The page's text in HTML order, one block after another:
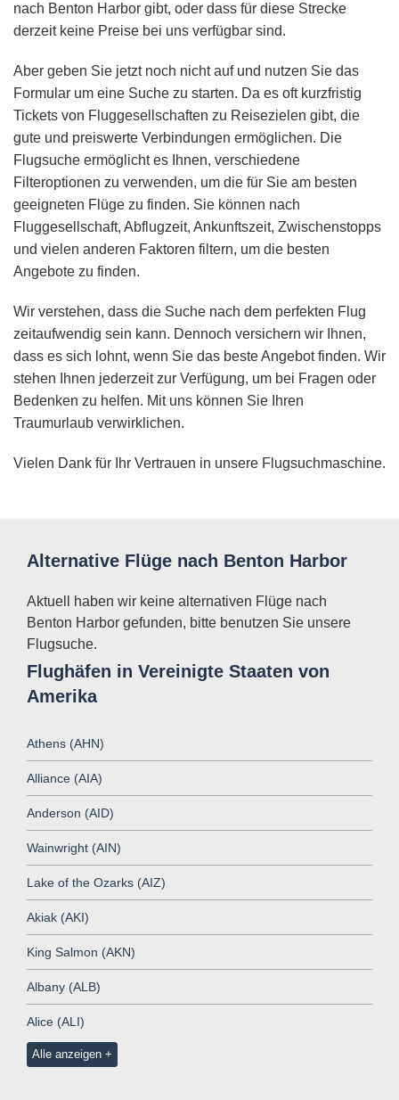
nach Benton Harbor gibt, oder dass für diese Strecke
derzeit keine Preise bei uns verfügbar sind.
Aber geben Sie jetzt noch nicht auf und nutzen Sie das
Formular um eine Suche zu starten. Da es oft kurzfristig
Tickets von Fluggesellschaften zu Reisezielen gibt, die
gute und preiswerte Verbindungen ermöglichen. Die
Flugsuche ermöglicht es Ihnen, verschiedene
Filteroptionen zu verwenden, um die für Sie am besten
geeigneten Flüge zu finden. Sie können nach
Fluggesellschaft, Abflugzeit, Ankunftszeit, Zwischenstopps
und vielen anderen Faktoren filtern, um die besten
Angebote zu finden.
Wir verstehen, dass die Suche nach dem perfekten Flug
zeitaufwendig sein kann. Dennoch versichern wir Ihnen,
dass es sich lohnt, wenn Sie das beste Angebot finden. Wir
stehen Ihnen jederzeit zur Verfügung, um bei Fragen oder
Bedenken zu helfen. Mit uns können Sie Ihren
Traumurlaub verwirklichen.
Vielen Dank für Ihr Vertrauen in unsere Flugsuchmaschine.
Alternative Flüge nach Benton Harbor
Aktuell haben wir keine alternativen Flüge nach
Benton Harbor gefunden, bitte benutzen Sie unsere
Flugsuche.
Flughäfen in Vereinigte Staaten von
Amerika
Athens (AHN)
Alliance (AIA)
Anderson (AID)
Wainwright (AIN)
Lake of the Ozarks (AIZ)
Akiak (AKI)
King Salmon (AKN)
Albany (ALB)
Alice (ALI)
Alle anzeigen